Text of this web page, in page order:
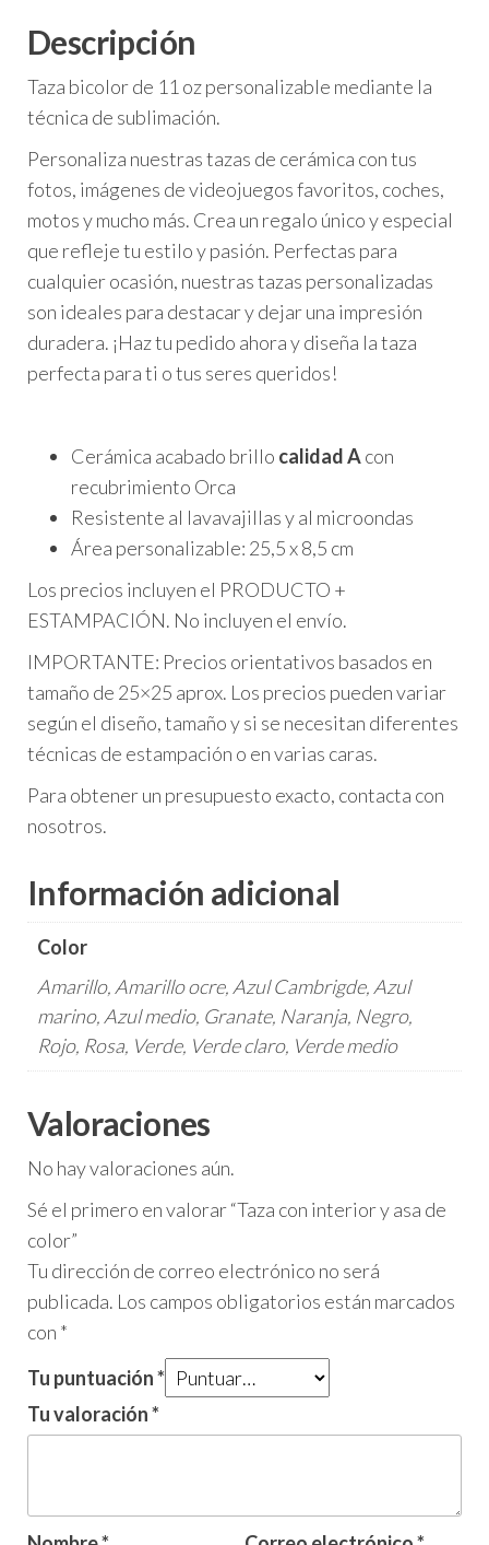
Descripción
Taza bicolor de 11 ozpersonalizable mediante la
técnica de sublimación.
Personaliza nuestras tazas de cerámica con tus
fotos, imágenes de videojuegos favoritos, coches,
motos y mucho más. Crea un regalo único y especial
que refleje tu estilo y pasión. Perfectas para
cualquier ocasión, nuestras tazas personalizadas
son ideales para destacar y dejar una impresión
duradera. ¡Haz tu pedido ahora y diseña la taza
perfecta para ti o tus seres queridos!
Cerámica acabado brillo calidad Acon
recubrimiento Orca
Resistente al lavavajillas y al microondas
Área personalizable: 25,5 x 8,5 cm
Los precios incluyen el PRODUCTO +
ESTAMPACIÓN. No incluyen el envío.
IMPORTANTE: Precios orientativos basados en
tamaño de 25×25 aprox. Los precios pueden variar
según el diseño, tamaño y si se necesitan diferentes
técnicas de estampación o en varias caras.
Para obtener un presupuesto exacto, contacta con
nosotros.
Información adicional
Color
Amarillo, Amarillo ocre, Azul Cambrigde, Azul
marino, Azul medio, Granate, Naranja, Negro,
Rojo, Rosa, Verde, Verde claro, Verde medio
Valoraciones
No hay valoraciones aún.
Sé el primero en valorar “Taza con interior y asa de
color”
Tu dirección de correo electrónico no será
publicada. Los campos obligatorios están marcados
con *
Tu puntuación*
Tu valoración*